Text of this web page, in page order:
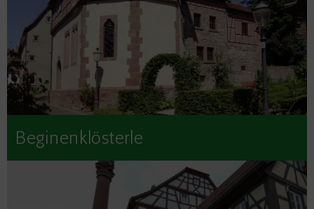
Beginenklösterle